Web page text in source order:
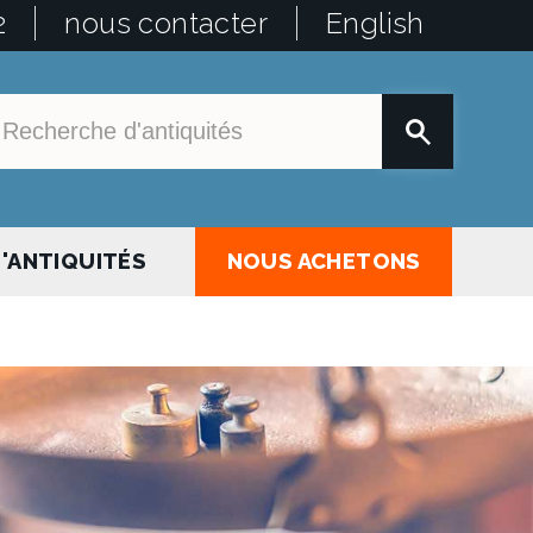
nous contacter English
NOUS ACHETONS